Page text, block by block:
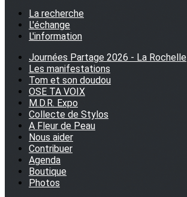
La recherche
L'échange
L'information
Journées Partage 2026 - La Rochelle
Les manifestations
Tom et son doudou
OSE TA VOIX
M.D.R. Expo
Collecte de Stylos
A Fleur de Peau
Nous aider
Contribuer
Agenda
Boutique
Photos